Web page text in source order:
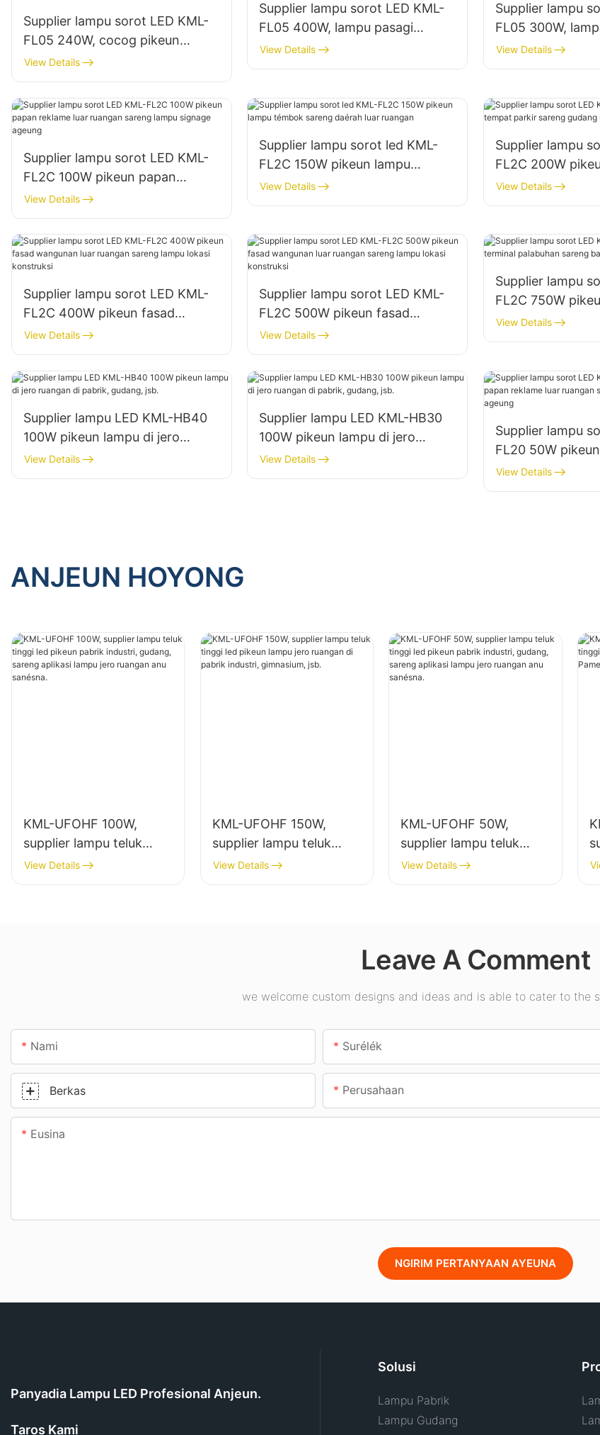
Supplier lampu sorot LED KML-
FL05 240W, cocog pikeun
pabrik industri, papan reklame,
sareng lampu rambu ageung.
View Details
Supplier lampu sorot LED KML-
FL05 400W, lampu pasagi
sareng taman
View Details
Supplier lampu
FL05 300W,
dermaga
View Details
Supplier lampu sorot LED KML-
FL2C 100W pikeun papan
reklame luar ruangan sareng
lampu signage ageung
View Details
Supplier lampu sorot led KML-
FL2C 150W pikeun lampu
témbok sareng daérah luar
ruangan
View Details
Supplier lampu
FL2C 200W
parkir sareng
ruangan
View Details
Supplier lampu sorot LED KML-
FL2C 400W pikeun fasad
wangunan luar ruangan sareng
lampu lokasi konstruksi
View Details
Supplier lampu sorot LED KML-
FL2C 500W pikeun fasad
wangunan luar ruangan sareng
lampu lokasi konstruksi
View Details
Supplier lampu
FL2C 750W
palabuhan
ruangan
View Details
Supplier lampu LED KML-HB40
100W pikeun lampu di jero
ruangan di pabrik, gudang, jsb.
View Details
Supplier lampu LED KML-HB30
100W pikeun lampu di jero
ruangan di pabrik, gudang, jsb.
View Details
Supplier lampu
FL20 50W
reklame luar
lampu signage
View Details
ANJEUN HOYONG
KML-UFOHF 100W,
supplier lampu teluk
tinggi led pikeun pabrik
industri, gudang, sareng
View Details
KML-UFOHF 150W,
supplier lampu teluk
tinggi led pikeun lampu
jero ruangan di pabrik
View Details
KML-UFOHF 50W,
supplier lampu teluk
tinggi led pikeun pabrik
industri, gudang, sareng
View Details
Leave A Comment
we welcome custom designs and ideas and is able to cater to the
Nami Surélék
Berkas Perusahaan
Eusina
NGIRIM PERTANYAAN AYEUNA
Panyadia Lampu LED Profesional Anjeun.
Taros Kami
Solusi
Lampu Pabrik
Lampu Gudang